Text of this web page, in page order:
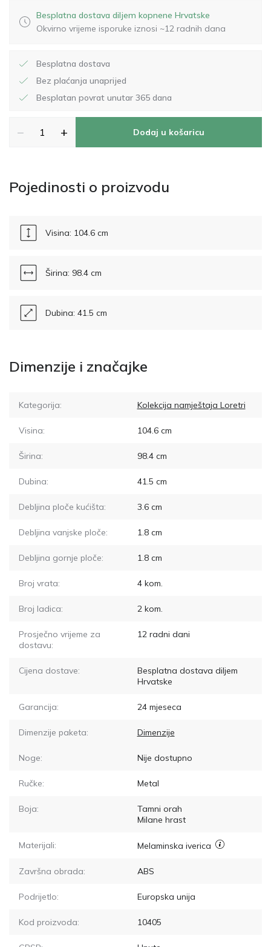
Besplatna dostava diljem kopnene Hrvatske
Okvirno vrijeme isporuke iznosi ~12 radnih dana
Besplatna dostava
Bez plaćanja unaprijed
Besplatan povrat unutar 365 dana
− + Dodaj u košaricu
Pojedinosti o proizvodu
Visina: 104.6 cm
Širina: 98.4 cm
Dubina: 41.5 cm
Dimenzije i značajke
Kategorija: Kolekcija namještaja Loretri
Visina: 104.6cm
Širina: 98.4cm
Dubina: 41.5 cm
Debljina ploče kućišta: 3.6cm
Debljina vanjske ploče: 1.8cm
Debljina gornje ploče: 1.8cm
Broj vrata: 4kom.
Broj ladica: 2kom.
Prosječno vrijeme za
dostavu:
12radni dani
Cijena dostave:
Besplatna dostava diljem
Hrvatske
Garancija: 24 mjeseca
Dimenzije paketa: Dimenzije
Noge: Nije dostupno
Ručke: Metal
Boja:
Tamni orah
Milane hrast
Materijali: Melaminska iverica
Završna obrada: ABS
Podrijetlo: Europska unija
Kod proizvoda: 10405